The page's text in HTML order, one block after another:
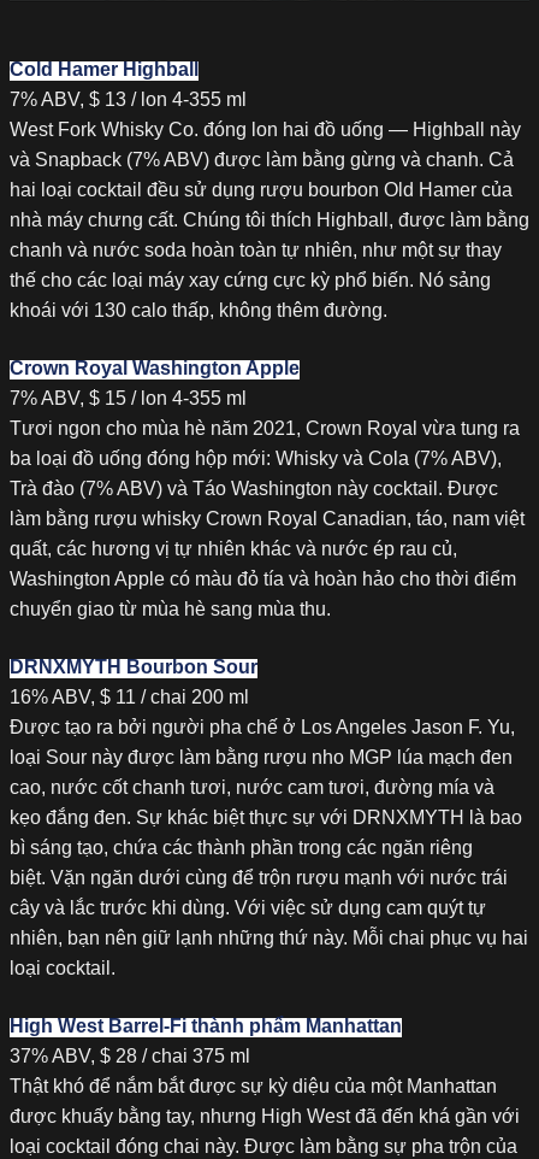
Cold Hamer Highball
7% ABV, $ 13 / lon 4-355 ml
West Fork Whisky Co. đóng lon hai đồ uống — Highball này
và Snapback (7% ABV) được làm bằng gừng và chanh. Cả
hai loại cocktail đều sử dụng rượu bourbon Old Hamer của
nhà máy chưng cất. Chúng tôi thích Highball, được làm bằng
chanh và nước soda hoàn toàn tự nhiên, như một sự thay
thế cho các loại máy xay cứng cực kỳ phổ biến. Nó sảng
khoái với 130 calo thấp, không thêm đường.
Crown Royal Washington Apple
7% ABV, $ 15 / lon 4-355 ml
Tươi ngon cho mùa hè năm 2021, Crown Royal vừa tung ra
ba loại đồ uống đóng hộp mới: Whisky và Cola (7% ABV),
Trà đào (7% ABV) và Táo Washington này cocktail. Được
làm bằng rượu whisky Crown Royal Canadian, táo, nam việt
quất, các hương vị tự nhiên khác và nước ép rau củ,
Washington Apple có màu đỏ tía và hoàn hảo cho thời điểm
chuyển giao từ mùa hè sang mùa thu.
DRNXMYTH Bourbon Sour
16% ABV, $ 11 / chai 200 ml
Được tạo ra bởi người pha chế ở Los Angeles Jason F. Yu,
loại Sour này được làm bằng rượu nho MGP lúa mạch đen
cao, nước cốt chanh tươi, nước cam tươi, đường mía và
kẹo đắng đen. Sự khác biệt thực sự với DRNXMYTH là bao
bì sáng tạo, chứa các thành phần trong các ngăn riêng
biệt. Vặn ngăn dưới cùng để trộn rượu mạnh với nước trái
cây và lắc trước khi dùng. Với việc sử dụng cam quýt tự
nhiên, bạn nên giữ lạnh những thứ này. Mỗi chai phục vụ hai
loại cocktail.
High West Barrel-Fi thành phẩm Manhattan
37% ABV, $ 28 / chai 375 ml
Thật khó để nắm bắt được sự kỳ diệu của một Manhattan
được khuấy bằng tay, nhưng High West đã đến khá gần với
loại cocktail đóng chai này. Được làm bằng sự pha trộn của